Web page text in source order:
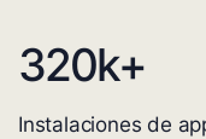
320k+
Instalaciones de